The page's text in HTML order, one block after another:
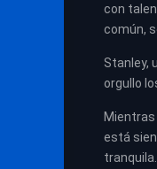
con
común,
Stanley,
orgullo
está
tranquila.